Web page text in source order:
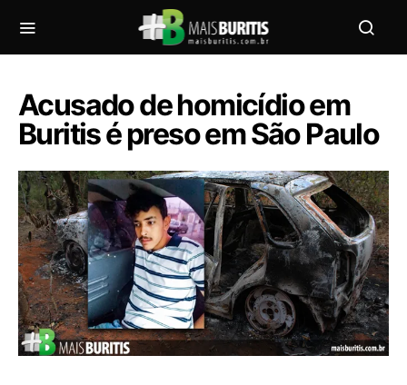
Acusado de homicídio em
Buritis é preso em São Paulo